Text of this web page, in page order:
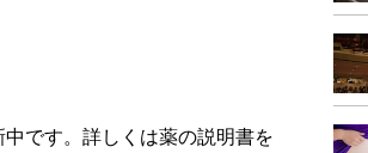
です。詳しくは薬の説明書を